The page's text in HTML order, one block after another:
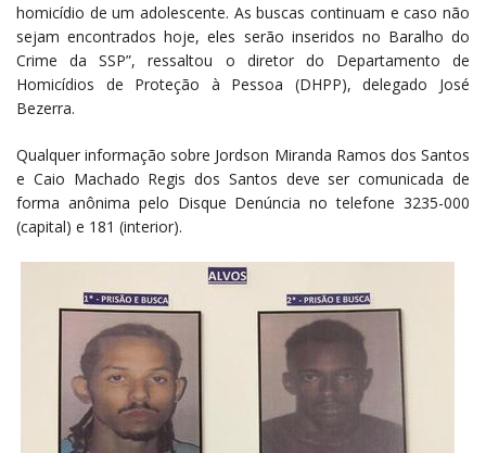
homicídio de um adolescente. As buscas continuam e caso não
sejam encontrados hoje, eles serão inseridos no Baralho do
Crime da SSP”, ressaltou o diretor do Departamento de
Homicídios de Proteção à Pessoa (DHPP), delegado José
Bezerra.
Qualquer informação sobre Jordson Miranda Ramos dos Santos
e Caio Machado Regis dos Santos deve ser comunicada de
forma anônima pelo Disque Denúncia no telefone 3235-000
(capital) e 181 (interior).